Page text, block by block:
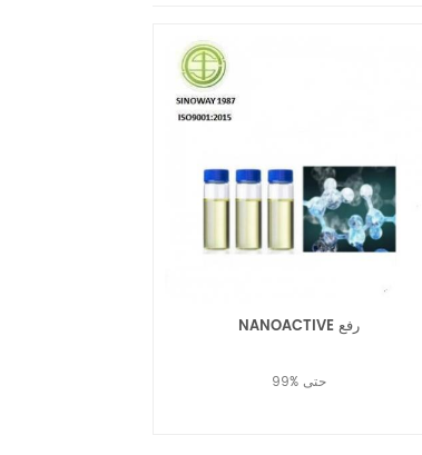
NANOACTIVE رفع
99% حتى